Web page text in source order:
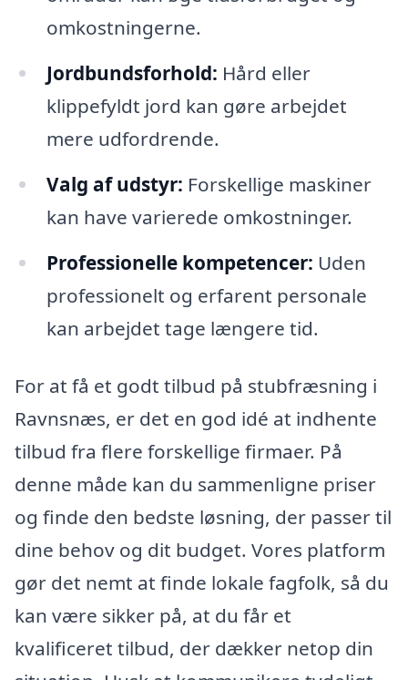
omkostningerne.
Jordbundsforhold: Hård eller
klippefyldt jord kan gøre arbejdet
mere udfordrende.
Valg af udstyr: Forskellige maskiner
kan have varierede omkostninger.
Professionelle kompetencer: Uden
professionelt og erfarent personale
kan arbejdet tage længere tid.
For at få et godt tilbud på stubfræsning i
Ravnsnæs, er det en god idé at indhente
tilbud fra flere forskellige firmaer. På
denne måde kan du sammenligne priser
og finde den bedste løsning, der passer til
dine behov og dit budget. Vores platform
gør det nemt at finde lokale fagfolk, så du
kan være sikker på, at du får et
kvalificeret tilbud, der dækker netop din